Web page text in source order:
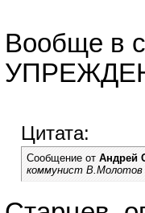
Вообще в
Цитата:
Сообщение отАндрей
коммунист В.Молотов